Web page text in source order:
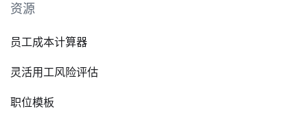
资源
员工成本计算器
灵活用工风险评估
职位模板